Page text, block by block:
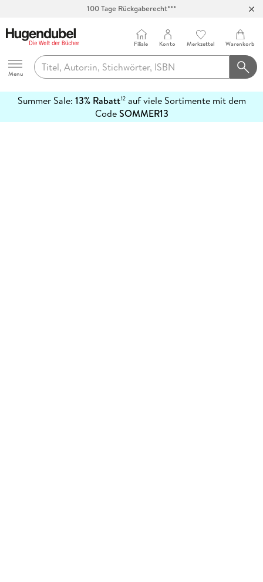
100 Tage Rückgaberecht***
Hugendubel
Menu
Filiale Konto Merkzettel Warenkorb
Summer Sale: 13% Rabatt12auf viele Sortimente mit dem
CodeSOMMER13
erfahren